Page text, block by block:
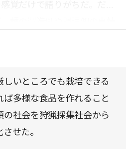
るようになるに違いない。
いところでも栽培できる
ば多様な食品を作れること
社会を狩猟採集社会から
せた。